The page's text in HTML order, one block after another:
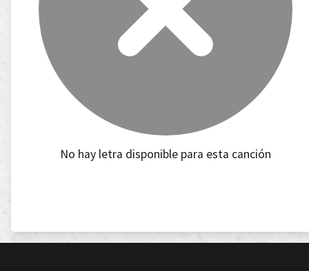
No hay letra disponible para esta canción